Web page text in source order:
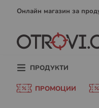
Онлайн магазин за
ПРОДУКТИ
ПРОМОЦИИ